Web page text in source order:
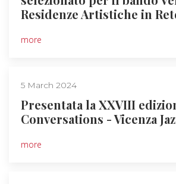
Residenze Artistiche in
more
5 March 2024
Presentata la XXVIII
Conversations - Vicenza
more